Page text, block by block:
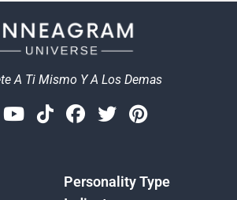
A Ti Mismo Y A Los Demas
Youtube
TiktokFacebook
TwitterPinterest
Personality Type